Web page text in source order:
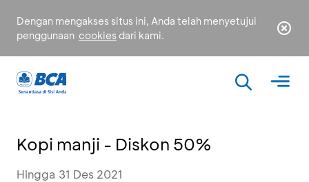
Dengan mengakses situs ini, Anda telah menyetujui
penggunaan cookies dari kami.
Kopi manji - Diskon 50%
Hingga 31 Des 2021